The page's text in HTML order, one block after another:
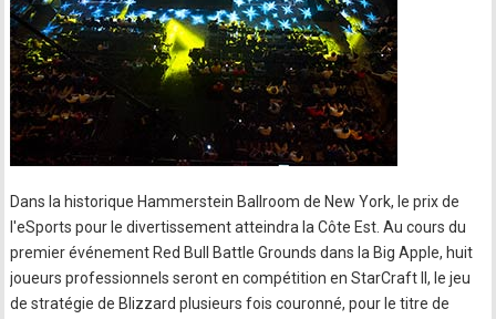
Dans la historique Hammerstein Ballroom de New York, le prix de
l'eSports pour le divertissement atteindra la Côte Est. Au cours du
premier événement Red Bull Battle Grounds dans la Big Apple, huit
joueurs professionnels seront en compétition en StarCraft II, le jeu
de stratégie de Blizzard plusieurs fois couronné, pour le titre de